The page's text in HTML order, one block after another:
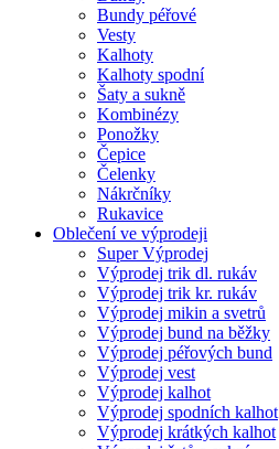
Bundy péřové
Vesty
Kalhoty
Kalhoty spodní
Šaty a sukně
Kombinézy
Ponožky
Čepice
Čelenky
Nákrčníky
Rukavice
Oblečení ve výprodeji
Super Výprodej
Výprodej trik dl. rukáv
Výprodej trik kr. rukáv
Výprodej mikin a svetrů
Výprodej bund na běžky
Výprodej péřových bund
Výprodej vest
Výprodej kalhot
Výprodej spodních kalhot
Výprodej krátkých kalhot